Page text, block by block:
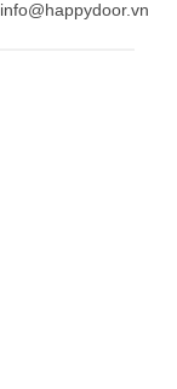
info@happydoor.vn